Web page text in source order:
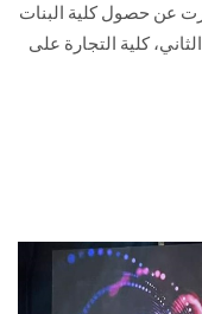
عن ‏حصول كلية البنات
كلية التجارة على